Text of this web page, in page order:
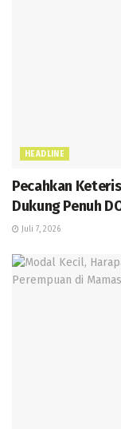
HEADLINE
Pecahkan
Dukung Penuh
Juli 7, 2026